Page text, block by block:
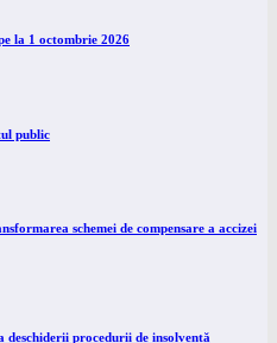
la 1 octombrie 2026
public
schemei de compensare a accizei
deschiderii procedurii de insolvență